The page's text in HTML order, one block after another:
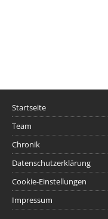
Startseite
Team
Chronik
Datenschutzerklärung
Cookie-Einstellungen
Impressum